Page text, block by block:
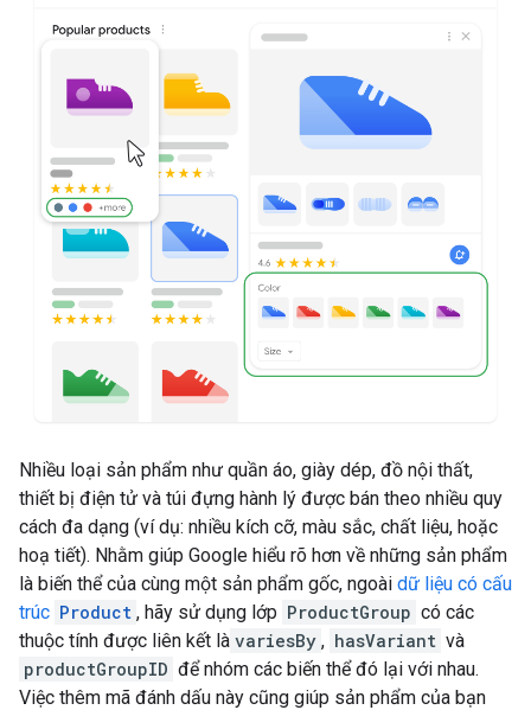
Nhiều loại sản phẩm như quần áo, giày dép, đồ nội thất,
thiết bị điện tử và túi đựng hành lý được bán theo nhiều quy
cách đa dạng (ví dụ: nhiều kích cỡ, màu sắc, chất liệu, hoặc
hoạ tiết). Nhằm giúp Google hiểu rõ hơn về những sản phẩm
là biến thể của cùng một sản phẩm gốc, ngoài dữ liệu có cấu
trúc Product , hãy sử dụng lớp ProductGroup có các
thuộc tính được liên kết là variesBy , hasVariant và
productGroupID để nhóm các biến thể đó lại với nhau.
Việc thêm mã đánh dấu này cũng giúp sản phẩm của bạn